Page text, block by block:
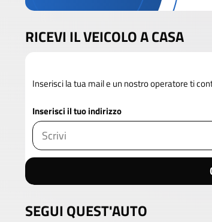
RICEVI IL VEICOLO A CASA
Inserisci la tua mail e un nostro operatore ti
Inserisci il tuo indirizzo
SEGUI QUEST'AUTO